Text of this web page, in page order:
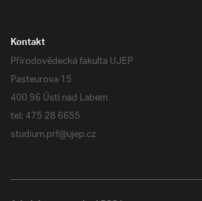
Kontakt
Přírodovědecká fakulta UJEP
Pasteurova 15
400 96 Ústí nad Labem
tel: 475 28 6655
studium.prf@ujep.cz